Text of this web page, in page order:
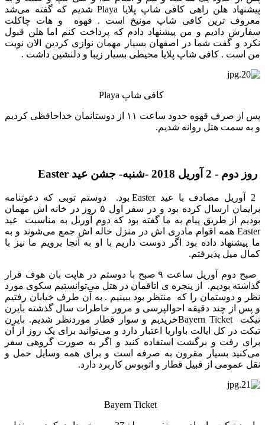
پیشنهاد هلن راهی کافی شاپ پلایا Playa شدیم که گفته می‌شد
معروف ترین کافی شاپ مونیخ است . قهوه و هات چاکلت
سفارش دادیم و من پیشنهاد دادم که پرداخت کنم اما هلن قبول
نکرد و گفت شما در اصفهان بسیار مهمان نوازی کردین الان نوبت
من است . کافی شاپ پلایا محیطی بسیار زیبا و دلنشین داشت .
کافی شاپ Playa
پس از صرف قهوه حدود ساعت ۱۱ از دوستانمان خداحافظی کردیم
و به سمت هتل روانه شدیم.
روز دوم - 2 آوریل 2018 -شنبه- جشن عید Easter
2 آوریل مصادف با عید Easter بود. دوستم توبی که دعوتنامه
برایمان ارسال کرده بود و در سفر اول ۵ روز در خانه اش مهمان
بودیم از طریق پیام به ما گفته بود که دوم آوریل به مناسبت عید
Easter همه اقوام مادری اش در منزل خاله اش جمع می‌شوند و به
ما پیشنهاد داده بود اگر دوست داریم با او به آنجا برویم ما نیز با
کمال میل پذیرفتم.
صبح دوم آوریل ساعت ۹ صبح با دوستم در هاپت بان هوف قرار
گذاشته بودیم. از پنجره ی اتاقمان در هتل می‌توانستیم سکوی مورد
نظر و دوستمان را که منتظر بود ببینیم . به آن طرف خیابان رفتیم
و پس از چند دقیقه احوالپرسی و مرور خاطرات سال گذشته بایرن
تیکت Bayern Ticketخریدیم و سوار قطار موردنظر شدیم. بایرن
تیکت در کل ایالت باواریا اعتبار دارد و می‌توانید برای یک روز از آن
برای رفت و برگشت استفاده کنید و اگر به صورت گروهی سفر
می‌کنید بسیار مقرون به صرفه است و برای همه وسایل حمل و
نقل عمومی از قبیل قطار و اتوبوس کاربرد دارد.
Bayern Ticket